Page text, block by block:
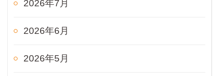
2026年7月
2026年6月
2026年5月